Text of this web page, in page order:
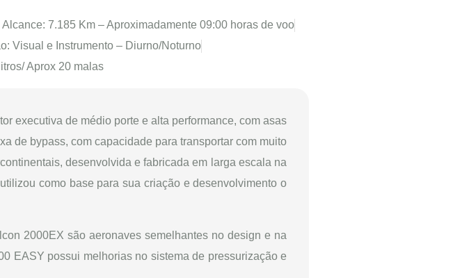
Alcance: 7.185 Km – Aproximadamente 09:00 horas de voo
Visual e Instrumento – Diurno/Noturno
Aprox 20 malas
executiva de médio porte e alta performance, com asas
de bypass, com capacidade para transportar com muito
desenvolvida e fabricada em larga escala na
como base para sua criação e desenvolvimento o
2000EX são aeronaves semelhantes no design e na
EASY possui melhorias no sistema de pressurização e